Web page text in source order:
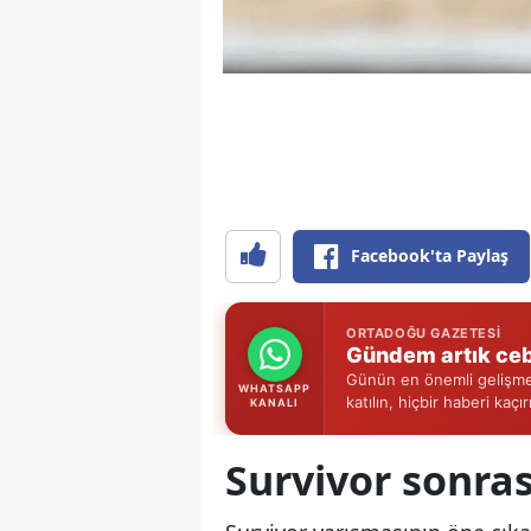
Facebook'ta Paylaş
WHATSAPP
KANALI
ORTADOĞU GAZETESI
Gündem artık
Günün en önemli
katılın, hiçbir haberi
Survivor